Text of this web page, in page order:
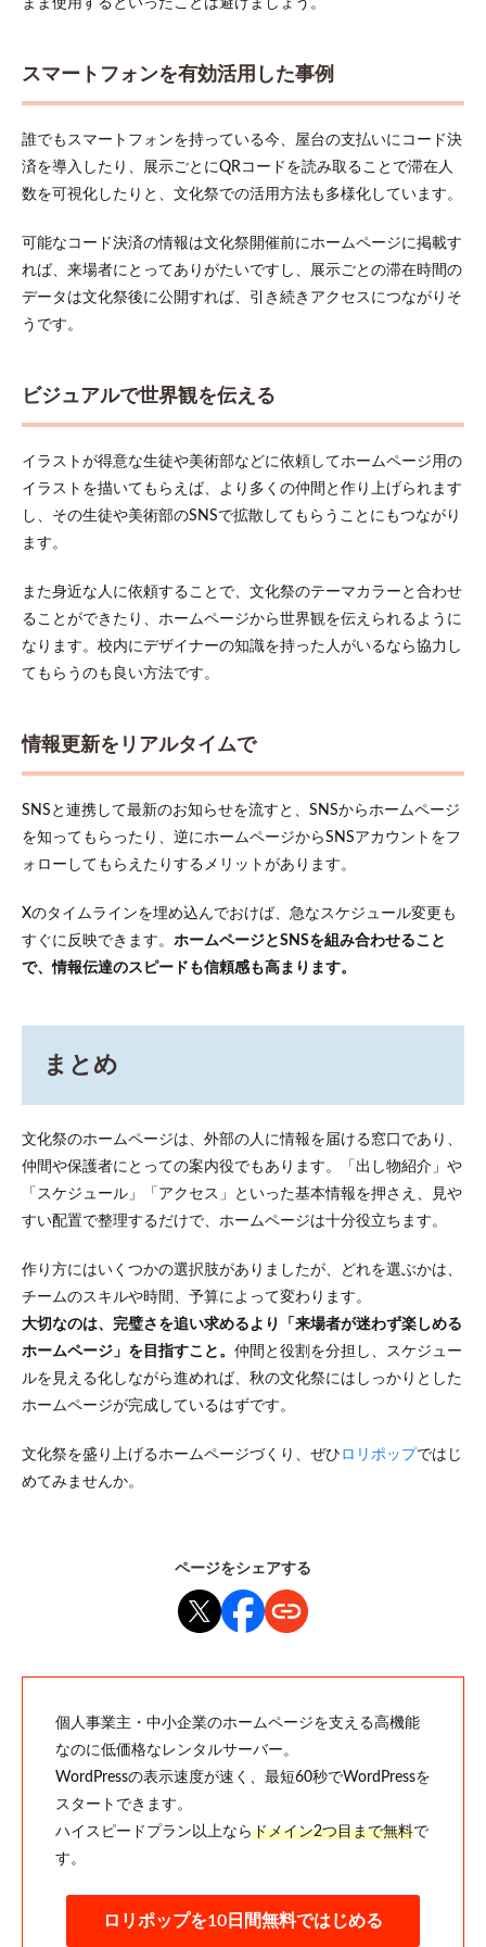
スマートフォンを有効活用した事例
誰でもスマートフォンを持っている今、屋台の支払いにコード決
済を導入したり、展示ごとにQRコードを読み取ることで滞在人
数を可視化したりと、文化祭での活用方法も多様化しています。
可能なコード決済の情報は文化祭開催前にホームページに掲載す
れば、来場者にとってありがたいですし、展示ごとの滞在時間の
データは文化祭後に公開すれば、引き続きアクセスにつながりそ
うです。
ビジュアルで世界観を伝える
イラストが得意な生徒や美術部などに依頼してホームページ用の
イラストを描いてもらえば、より多くの仲間と作り上げられます
し、その生徒や美術部のSNSで拡散してもらうことにもつながり
ます。
また身近な人に依頼することで、文化祭のテーマカラーと合わせ
ることができたり、ホームページから世界観を伝えられるように
なります。校内にデザイナーの知識を持った人がいるなら協力し
てもらうのも良い方法です。
情報更新をリアルタイムで
SNSと連携して最新のお知らせを流すと、SNSからホームページ
を知ってもらったり、逆にホームページからSNSアカウントをフ
ォローしてもらえたりするメリットがあります。
Xのタイムラインを埋め込んでおけば、急なスケジュール変更も
すぐに反映できます。 ホームページとSNSを組み合わせること
で、情報伝達のスピードも信頼感も高まります。
まとめ
文化祭のホームページは、外部の人に情報を届ける窓口であり、
仲間や保護者にとっての案内役でもあります。「出し物紹介」や
「スケジュール」「アクセス」といった基本情報を押さえ、見や
すい配置で整理するだけで、ホームページは十分役立ちます。
作り方にはいくつかの選択肢がありましたが、どれを選ぶかは、
チームのスキルや時間、予算によって変わります。
大切なのは、完璧さを追い求めるより「来場者が迷わず楽しめる
ホームページ」を目指すこと。 仲間と役割を分担し、スケジュー
ルを見える化しながら進めれば、秋の文化祭にはしっかりとした
ホームページが完成しているはずです。
文化祭を盛り上げるホームページづくり、ぜひ ロリポップではじ
めてみませんか。
ページをシェアする
個人事業主・中小企業のホームページを支える高機能
なのに低価格なレンタルサーバー。
WordPressの表示速度が速く、最短60秒でWordPressを
スタートできます。
ハイスピードプラン以上ならドメイン2つ目まで無料で
す。
ロリポップを10日間無料ではじめる